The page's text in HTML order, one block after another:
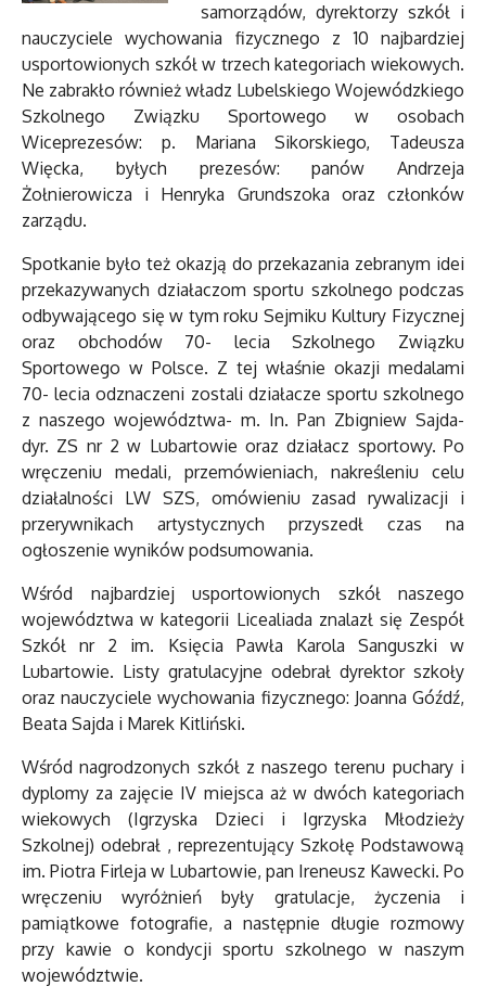
samorządów, dyrektorzy szkół i
nauczyciele wychowania fizycznego z 10 najbardziej
usportowionych szkół w trzech kategoriach wiekowych.
Ne zabrakło również władz Lubelskiego Wojewódzkiego
Szkolnego Związku Sportowego w osobach
Wiceprezesów: p. Mariana Sikorskiego, Tadeusza
Więcka, byłych prezesów: panów Andrzeja
Żołnierowicza i Henryka Grundszoka oraz członków
zarządu.
Spotkanie było też okazją do przekazania zebranym idei
przekazywanych działaczom sportu szkolnego podczas
odbywającego się w tym roku Sejmiku Kultury Fizycznej
oraz obchodów 70- lecia Szkolnego Związku
Sportowego w Polsce. Z tej właśnie okazji medalami
70- lecia odznaczeni zostali działacze sportu szkolnego
z naszego województwa- m. In. Pan Zbigniew Sajda-
dyr. ZS nr 2 w Lubartowie oraz działacz sportowy. Po
wręczeniu medali, przemówieniach, nakreśleniu celu
działalności LW SZS, omówieniu zasad rywalizacji i
przerywnikach artystycznych przyszedł czas na
ogłoszenie wyników podsumowania.
Wśród najbardziej usportowionych szkół naszego
województwa w kategorii Licealiada znalazł się Zespół
Szkół nr 2 im. Księcia Pawła Karola Sanguszki w
Lubartowie. Listy gratulacyjne odebrał dyrektor szkoły
oraz nauczyciele wychowania fizycznego: Joanna Góźdź,
Beata Sajda i Marek Kitliński.
Wśród nagrodzonych szkół z naszego terenu puchary i
dyplomy za zajęcie IV miejsca aż w dwóch kategoriach
wiekowych (Igrzyska Dzieci i Igrzyska Młodzieży
Szkolnej) odebrał , reprezentujący Szkołę Podstawową
im. Piotra Firleja w Lubartowie, pan Ireneusz Kawecki. Po
wręczeniu wyróżnień były gratulacje, życzenia i
pamiątkowe fotografie, a następnie długie rozmowy
przy kawie o kondycji sportu szkolnego w naszym
województwie.